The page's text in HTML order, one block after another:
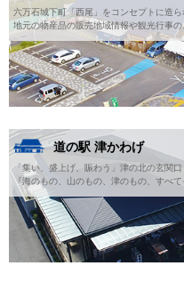
六万石城下町「西尾」をコンセプトに造ら
地元の物産品の販売地域情報や観光行事の
道の駅 津かわげ
「集い、盛上げ、賑わう」津の北の玄関口
『海のもの、山のもの、津のもの、すべ